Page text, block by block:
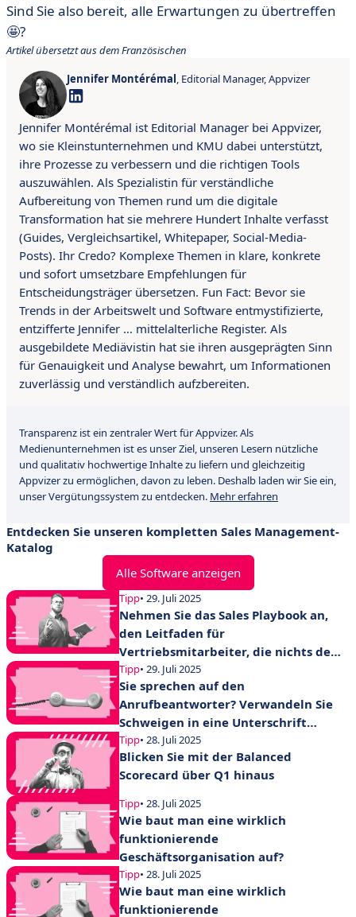
Sind Sie also bereit, alle Erwartungen zu übertreffen
🤩?
Artikel übersetzt aus dem Französischen
Jennifer Montérémal, Editorial Manager, Appvizer
Jennifer Montérémal ist Editorial Manager bei Appvizer,
wo sie Kleinstunternehmen und KMU dabei unterstützt,
ihre Prozesse zu verbessern und die richtigen Tools
auszuwählen. Als Spezialistin für verständliche
Aufbereitung von Themen rund um die digitale
Transformation hat sie mehrere Hundert Inhalte verfasst
(Guides, Vergleichsartikel, Whitepaper, Social-Media-
Posts). Ihr Credo? Komplexe Themen in klare, konkrete
und sofort umsetzbare Empfehlungen für
Entscheidungsträger übersetzen. Fun Fact: Bevor sie
Trends in der Arbeitswelt und Software entmystifizierte,
entzifferte Jennifer … mittelalterliche Register. Als
ausgebildete Mediävistin hat sie ihren ausgeprägten Sinn
für Genauigkeit und Analyse bewahrt, um Informationen
zuverlässig und verständlich aufzbereiten.
Transparenz ist ein zentraler Wert für Appvizer. Als
Medienunternehmen ist es unser Ziel, unseren Lesern nützliche
und qualitativ hochwertige Inhalte zu liefern und gleichzeitig
Appvizer zu ermöglichen, davon zu leben. Deshalb laden wir Sie ein,
unser Vergütungssystem zu entdecken. Mehr erfahren
Entdecken Sie unseren kompletten Sales Management-
Katalog
Alle Software anzeigen
Tipp• 29. Juli 2025
Nehmen Sie das Sales Playbook an,
den Leitfaden für
Vertriebsmitarbeiter, die nichts dem
Zufall überlassen
Tipp• 29. Juli 2025
Sie sprechen auf den
Anrufbeantworter? Verwandeln Sie
Schweigen in eine Unterschrift
mithilfe von Nachtelefonieren
Tipp• 28. Juli 2025
Blicken Sie mit der Balanced
Scorecard über Q1 hinaus
Tipp• 28. Juli 2025
Wie baut man eine wirklich
funktionierende
Geschäftsorganisation auf?
Tipp• 28. Juli 2025
Wie baut man eine wirklich
funktionierende